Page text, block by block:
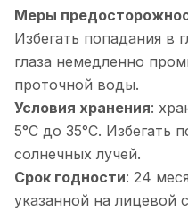
Меры
Избегать попадания в
глаза немедленно
проточной воды.
Условия хранения:
5°С до 35°С. Избегать
солнечных лучей.
Срок годности: 24
указанной на лицевой